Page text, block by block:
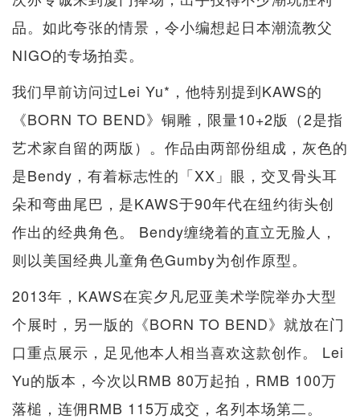
品。如此夸张的情景，令小编想起日本潮流教父
NIGO的专场拍卖。
我们早前访问过Lei Yu*，他特别提到KAWS的
《BORN TO BEND》铜雕，限量10+2版（2是指
艺术家自留的两版）。作品由两部份组成，灰色的
是Bendy，有着标志性的「XX」眼，交叉骨头耳
朵和弯曲尾巴，是KAWS于90年代在纽约街头创
作出的经典角色。 Bendy缠绕着的直立无脸人，
则以美国经典儿童角色Gumby为创作原型。
2013年，KAWS在宾夕凡尼亚美术学院举办大型
个展时，另一版的《BORN TO BEND》就放在门
口重点展示，足见他本人相当喜欢这款创作。 Lei
Yu的版本，今次以RMB 80万起拍，RMB 100万
落槌，连佣RMB 115万成交，名列本场第二。